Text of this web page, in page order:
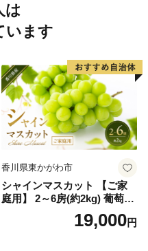
は
います
香川県東かがわ市
シャインマスカット 【ご家
庭用】 2～6房(約2kg) 葡萄 ぶ
どう ブドウ フルーツ 果物 く
だもの 果実 旬の果物 旬のフ
19,000円